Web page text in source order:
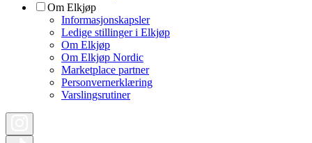
Om Elkjøp
Informasjonskapsler
Ledige stillinger i Elkjøp
Om Elkjøp
Om Elkjøp Nordic
Marketplace partner
Personvernerklæring
Varslingsrutiner